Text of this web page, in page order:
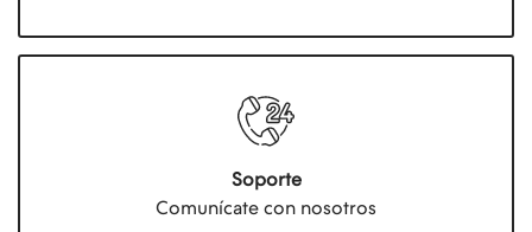
Soporte
Comunícate con nosotros